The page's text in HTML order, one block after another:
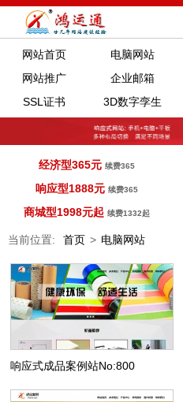
网站首页 电脑网站
网站推广
企业邮箱
SSL证书
3D数字孪生
经济型365元 续费365
响应型1888元 续费365
商城型1998元起 续费1332起
当前位置: 首页 > 电脑网站
响应式成品案例站No:800